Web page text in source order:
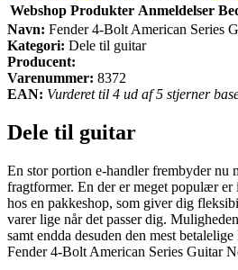
Webshop Produkter Anmeldelser
Navn: Fender 4-Bolt American Series
Kategori: Dele til guitar
Producent:
Varenummer: 8372
EAN: Vurderet til 4 ud af 5 stjerner
Dele til guitar
En stor portion e-handler frembyder nu
fragtformer. En der er meget populær er
hos en pakkeshop, som giver dig
varer lige når det passer dig.
samt endda desuden den mest
Fender 4-Bolt American Series Guitar